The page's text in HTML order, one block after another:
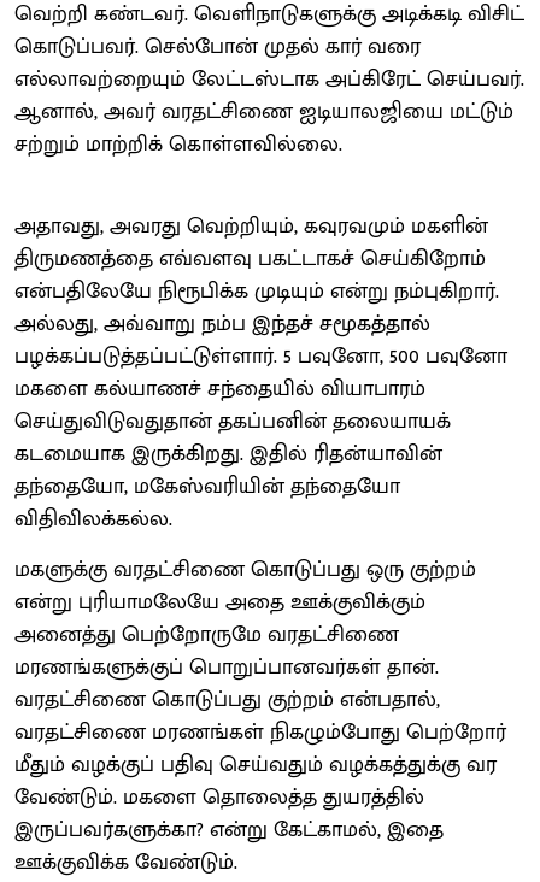
வெற்றி கண்டவர். வெளிநாடுகளுக்கு அடிக்கடி விசிட்
கொடுப்பவர். செல்போன் முதல் கார் வரை
எல்லாவற்றையும் லேட்டஸ்டாக அப்கிரேட் செய்பவர்.
ஆனால், அவர் வரதட்சிணை ஐடியாலஜியை மட்டும்
சற்றும் மாற்றிக் கொள்ளவில்லை.
அதாவது, அவரது வெற்றியும், கவுரவமும் மகளின்
திருமணத்தை எவ்வளவு பகட்டாகச் செய்கிறோம்
என்பதிலேயே நிரூபிக்க முடியும் என்று நம்புகிறார்.
அல்லது, அவ்வாறு நம்ப இந்தச் சமூகத்தால்
பழக்கப்படுத்தப்பட்டுள்ளார். 5 பவுனோ, 500 பவுனோ
மகளை கல்யாணச் சந்தையில் வியாபாரம்
செய்துவிடுவதுதான் தகப்பனின் தலையாயக்
கடமையாக இருக்கிறது. இதில் ரிதன்யாவின்
தந்தையோ, மகேஸ்வரியின் தந்தையோ
விதிவிலக்கல்ல.
மகளுக்கு வரதட்சிணை கொடுப்பது ஒரு குற்றம்
என்று புரியாமலேயே அதை ஊக்குவிக்கும்
அனைத்து பெற்றோருமே வரதட்சிணை
மரணங்களுக்குப் பொறுப்பானவர்கள் தான்.
வரதட்சிணை கொடுப்பது குற்றம் என்பதால்,
வரதட்சிணை மரணங்கள் நிகழும்போது பெற்றோர்
மீதும் வழக்குப் பதிவு செய்வதும் வழக்கத்துக்கு வர
வேண்டும். மகளை தொலைத்த துயரத்தில்
இருப்பவர்களுக்கா? என்று கேட்காமல், இதை
ஊக்குவிக்க வேண்டும்.